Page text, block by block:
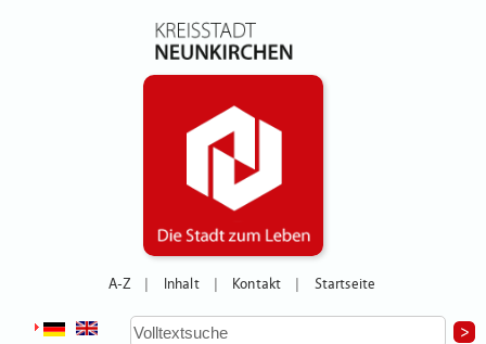
A-Z Inhalt Kontakt Startseite